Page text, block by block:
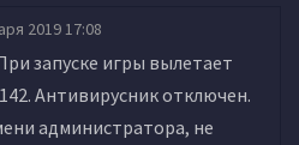
2019 17:08
запуске игры вылетает
Антивирусник отключен.
администратора, не